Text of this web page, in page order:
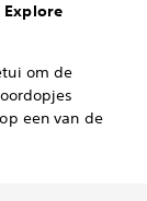
Explore
om de
een van de